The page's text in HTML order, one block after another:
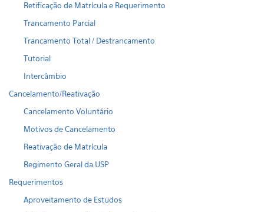
Retificação de Matrícula e Requerimento
Trancamento Parcial
Trancamento Total / Destrancamento
Tutorial
Intercâmbio
Cancelamento/Reativação
Cancelamento Voluntário
Motivos de Cancelamento
Reativação de Matrícula
Regimento Geral da USP
Requerimentos
Aproveitamento de Estudos